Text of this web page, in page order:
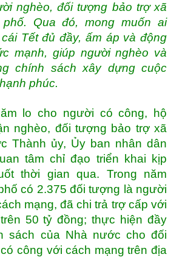
nghèo, đối tượng bảo trợ xã
Qua đó, mong muốn ai
Tết đủ đầy, ấm áp và động
mạnh, giúp người nghèo và
chính sách xây dựng cuộc
phúc.
lo cho người có công, hộ
nghèo, đối tượng bảo trợ xã
Thành ủy, Ủy ban nhân dân
tâm chỉ đạo triển khai kịp
thời gian qua. Trong năm
có 2.375 đối tượng là người
mạng, đã chi trả trợ cấp với
50 tỷ đồng; thực hiện đầy
sách của Nhà nước cho đối
công với cách mạng trên địa